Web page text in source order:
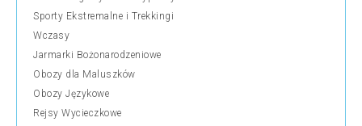
Sporty Ekstremalne i Trekkingi
Wczasy
Jarmarki Bożonarodzeniowe
Obozy dla Maluszków
Obozy Językowe
Rejsy Wycieczkowe